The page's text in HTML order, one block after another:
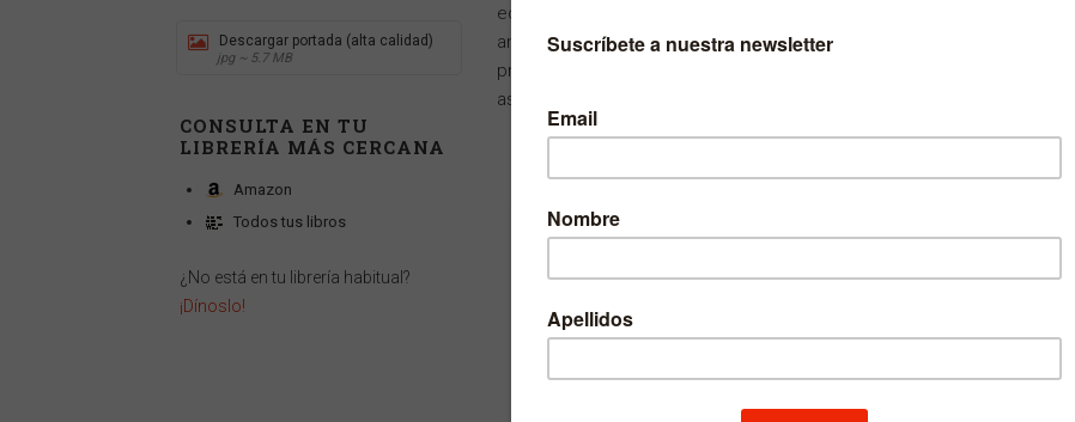
Descargar portada (alta calidad)
jpg ~ 5.7 MB
CONSULTA EN TU
LIBRERÍA MÁS CERCANA
Amazon
Todos tus libros
¿No está en tu librería habitual?
¡Dínoslo!
educational charts and diagrams, signed by Laurence Worms;
and a reflection of Jaime Serra on his thirty years in the
profession, from a journalism with no space for art to journalism
as a space for art.
Escritor
Universidad de Navarra
Materia
EAN
9788431333652
978-84-313-3365-2